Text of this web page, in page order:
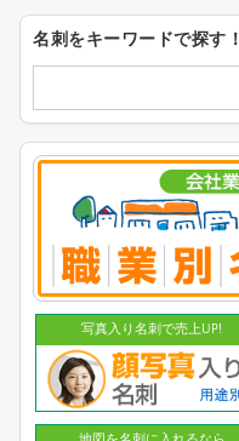
名刺をキーワードで探す！
写真入り名刺で売上UP!